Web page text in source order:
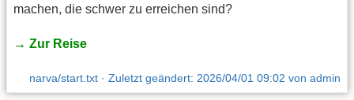
machen, die schwer zu erreichen sind?
→ Zur Reise
narva/start.txt · Zuletzt geändert: 2026/04/01 09:02 von admin